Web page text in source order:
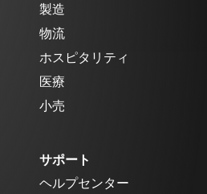
製造
物流
ホスピタリティ
医療
小売
サポート
ヘルプセンター